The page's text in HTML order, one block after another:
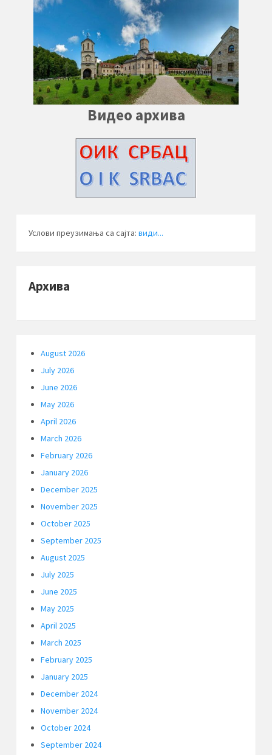
Видео архива
Услови преузимања са сајта: види...
Архива
August 2026
July 2026
June 2026
May 2026
April 2026
March 2026
February 2026
January 2026
December 2025
November 2025
October 2025
September 2025
August 2025
July 2025
June 2025
May 2025
April 2025
March 2025
February 2025
January 2025
December 2024
November 2024
October 2024
September 2024